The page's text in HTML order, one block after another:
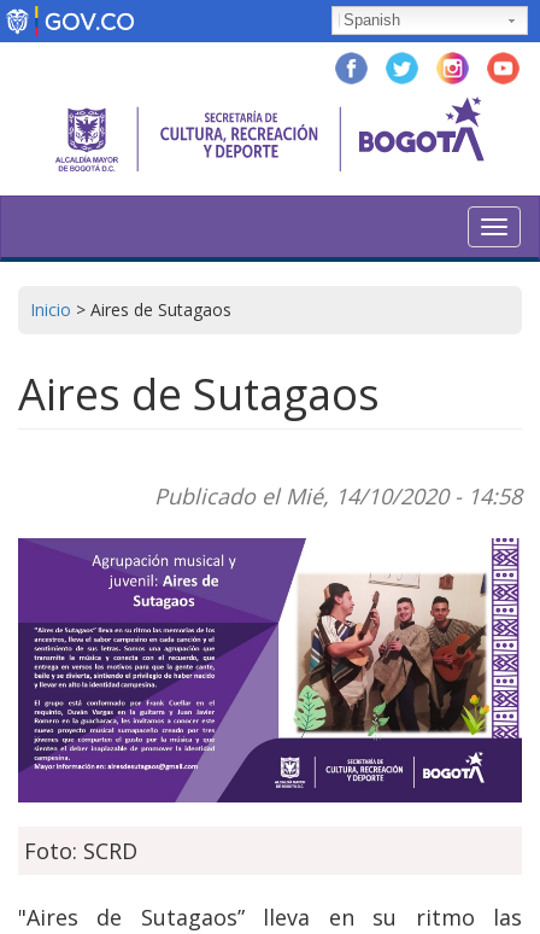
Pasar
al
Spanish
Inicio > Aires de Sutagaos
Aires de Sutagaos
Publicado el Mié, 14/10/2020 - 14:58
Foto: SCRD
"Aires de Sutagaos” lleva en su ritmo las